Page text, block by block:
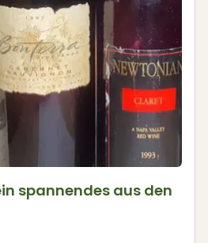
spannendes aus den